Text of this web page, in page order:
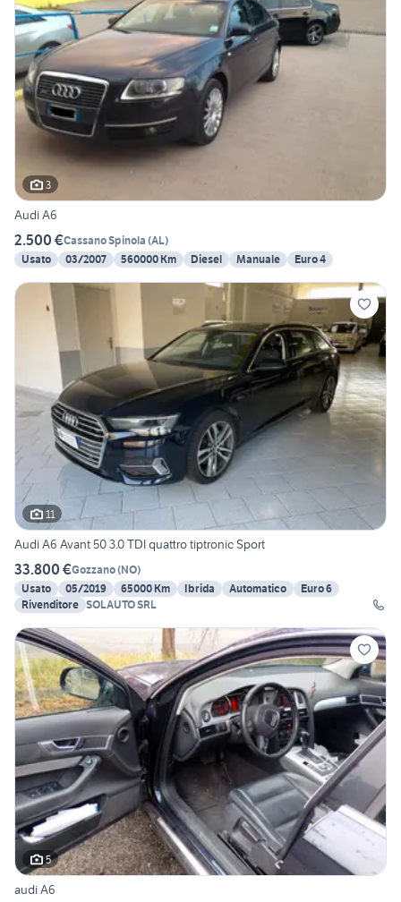
3
Audi A6
2.500 €Cassano Spinola (AL)
Usato
03/2007 560000 Km Diesel Manuale Euro 4
11
Audi A6 Avant 50 3.0 TDI quattro tiptronic Sport
33.800 €Gozzano(NO)
Usato
05/2019 65000 Km Ibrida Automatico
Euro 6
Rivenditore SOLAUTO SRL
5
audi A6